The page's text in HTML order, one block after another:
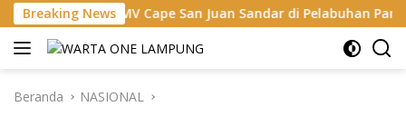
Langsung
ke
konten
Breaking News
MV Cape San Juan Sandar di Pelabuhan Panjang, Pelindo
Beranda NASIONAL